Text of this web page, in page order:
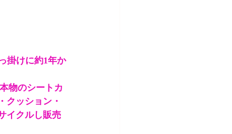
掛けに約1年か
物のシートカ
クッション・
イクルし販売